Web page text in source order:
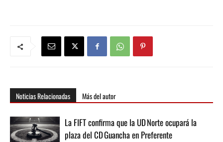
Noticias Relacionadas Más del autor
La FIFT confirma que la UD Norte ocupará la
plaza del CD Guancha en Preferente